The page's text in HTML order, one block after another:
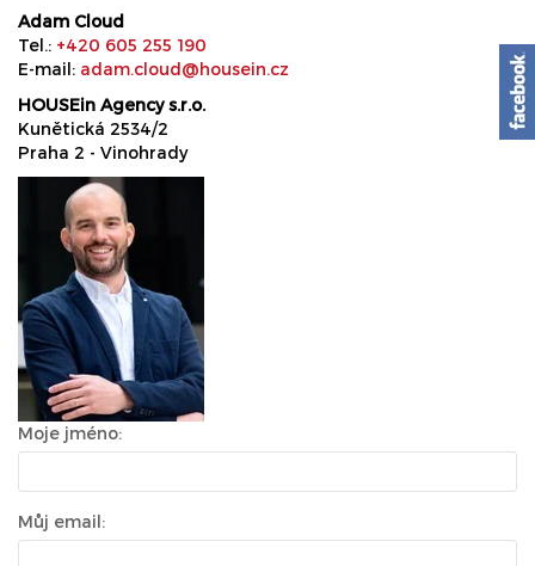
Adam Cloud
Tel.: +420 605 255 190
E-mail: adam.cloud@housein.cz
HOUSEin Agency s.r.o.
Kunětická 2534/2
Praha 2 - Vinohrady
Moje jméno:
Můj email: